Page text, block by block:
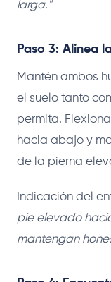
larga."
Paso 3: Alinea
Mantén ambos
el suelo tanto
permita.
hacia abajo y
de la pierna
Indicación del
pie elevado
mantengan